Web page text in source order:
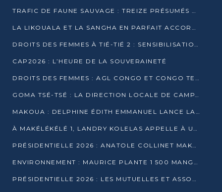
TRAFIC DE FAUNE SAUVAGE : TREIZE PRÉSUMÉS TRAFIQUANTS INTERPELLÉS AU CONGO EN 2025
LA LIKOUALA ET LA SANGHA EN PARFAIT ACCORD AVEC LE PROJET DE SOCIÉTÉ DU CANDIDAT DENIS SASSOU-N’GUESSO
DROITS DES FEMMES À TIÉ-TIÉ 2 : SENSIBILISATION ET PÉDAGOGIE SUR LE DROIT DE VOTE
CAP2026 : L’HEURE DE LA SOUVERAINETÉ
DROITS DES FEMMES : AGL CONGO ET CONGO TERMINAL METTENT EN AVANT LE LEADERSHIP FÉMININ
GOMA TSÉ-TSÉ : LA DIRECTION LOCALE DE CAMPAGNE INTENSIFIE LA SENSIBILISATION DANS LES VILLAGES
MAKOUA : DELPHINE ÉDITH EMMANUEL LANCE LA CAMPAGNE POUR DENIS SASSOU-N’GUESSO
À MAKÉLÉKÉLÉ 1, LANDRY KOLELAS APPELLE À UNE MOBILISATION MASSIVE EN FAVEUR DE DENIS SASSOU-N’GUESSO
PRÉSIDENTIELLE 2026 : ANATOLE COLLINET MAKOSSO DÉFEND LE PROJET DE SOCIÉTÉ DE DENIS SASSOU NGUESSO
ENVIRONNEMENT : MAURICE PLANTE 1 500 MANGROVES POUR HONORER WANGARI MAATHAI
PRÉSIDENTIELLE 2026 : LES MUTUELLES ET ASSOCIATIONS S’IMPLIQUENT DANS LA CAMPAGNE ÉLECTORALE À TIÉ-TIÉ 2 (POINTE-NOIRE)